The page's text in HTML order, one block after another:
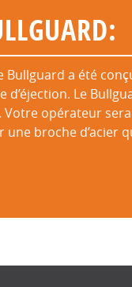
Bullguard a été
d’éjection. Le
Votre opérateur
une broche d’acier